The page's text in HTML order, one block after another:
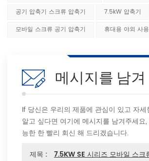
공기 압축기 스크류 압축기
7.5kW 압축기
모바일 스크류 공기 압축기
휴대용 야외 사용
메시지를 남겨
If 당신은 우리의 제품에 관심이 있고 자세
알고 싶다면 여기에 메시지를 남겨주세요
능한 한 빨리 회신 해 드리겠습니다.
제목 :
7.5KW SE 시리즈 모바일 스크